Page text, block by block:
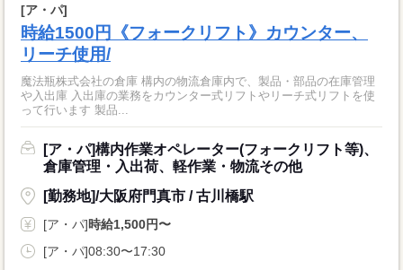
[ア・パ]
時給1500円《フォークリフト》カウンター、
リーチ使用/
魔法瓶株式会社の倉庫 構内の物流倉庫内で、製品・部品の在庫管理
や入出庫 入出庫の業務をカウンター式リフトやリーチ式リフトを使
って行います 製品...
[ア・パ]構内作業オペレーター(フォークリフト等)、
倉庫管理・入出荷、軽作業・物流その他
[勤務地]/大阪府門真市 / 古川橋駅
[ア・パ]時給1,500円〜
[ア・パ]08:30〜17:30